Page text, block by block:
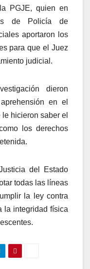
PGJE, quien en
de Policía de
aportaron los
para que el Juez
judicial.
dieron
en el
hicieron saber el
los derechos
del Estado
todas las líneas
la ley contra
la integridad física